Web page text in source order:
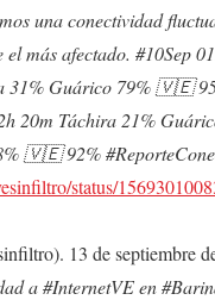
una conectividad
el más afectado. #10Sep
31% Guárico 79% 🇻🇪
20m Táchira 21%
🇻🇪 92%
status/
13 de septiembre
a #InternetVE en